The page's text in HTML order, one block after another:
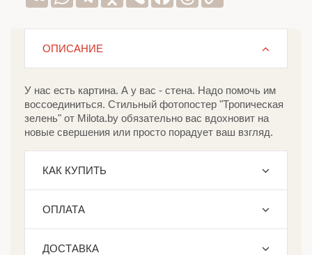
ОПИСАНИЕ
У нас есть картина. А у вас - стена. Надо помочь им
воссоединиться. Стильный фотопостер "Тропическая
зелень" от Milota.by обязательно вас вдохновит на
новые свершения или просто порадует ваш взгляд.
КАК КУПИТЬ
ОПЛАТА
ДОСТАВКА